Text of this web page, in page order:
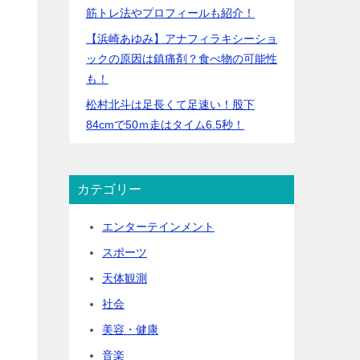
筋トレ法やプロフィールも紹介！
【浜崎あゆみ】アナフィラキシーショ
ックの原因は鎮痛剤？食べ物の可能性
も！
松村北斗は足長くて足速い！股下
84cmで50ｍ走はタイム6.5秒！
カテゴリー
エンターテインメント
スポーツ
天体観測
社会
美容・健康
音楽